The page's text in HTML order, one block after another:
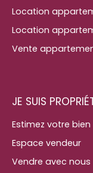
Location
Location
Vente
JE SUIS
Estimez votre bien
Espace vendeur
Vendre avec nous